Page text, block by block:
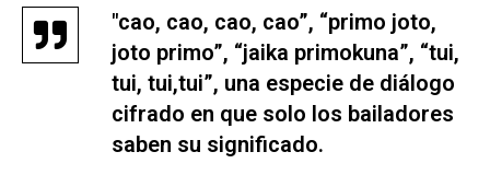
"cao, cao, cao, cao”, “primo joto,
joto primo”, “jaika primokuna”, “tui,
tui, tui,tui”, una especie de diálogo
cifrado en que solo los bailadores
saben su significado.